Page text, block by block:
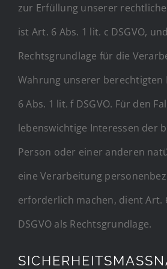
zur Erfüllung unserer
ist Art. 6 Abs. 1 lit. c DSGVO,
Rechtsgrundlage für die
Wahrung unserer berechtigten
6 Abs. 1 lit. f DSGVO. Für den
lebenswichtige Interessen der
Person oder einer anderen
eine Verarbeitung
erforderlich machen, dient Art.
DSGVO als Rechtsgrundlage.